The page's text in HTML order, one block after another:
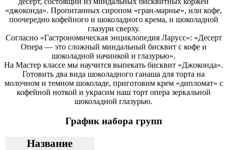
«джоконда». Пропитанных сиропом «гран-марнье», или кофе,
поочередно кофейного и шоколадного крема, и шоколадной
глазури сверху.
Согласно «Гастрономическая энциклопедия Ларусс»: «Десерт
Опера — это сложный миндальный бисквит с кофе и
шоколадной начинкой и глазурью».
На Мастер классе мы научится выпекать бисквит «Джоконда».
Готовить два вида шоколадного ганаша для торта на
молочном и темном шоколаде, приготовим крем «дипломат» с
кофейной ноткой и украсим наш торт опера зеркальной
шоколадной глазурью.
График набора групп
Название